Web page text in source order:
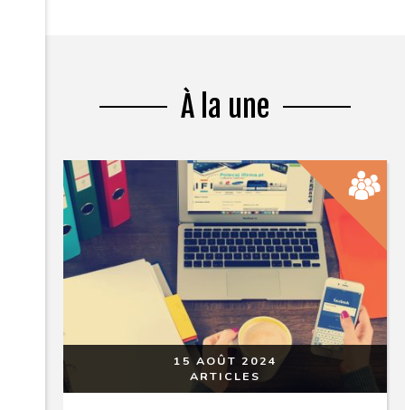
À la une
15 AOÛT 2024
ARTICLES